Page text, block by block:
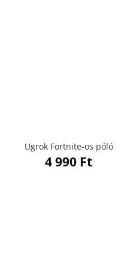
Ugrok Fortnite-os póló
4 990 Ft